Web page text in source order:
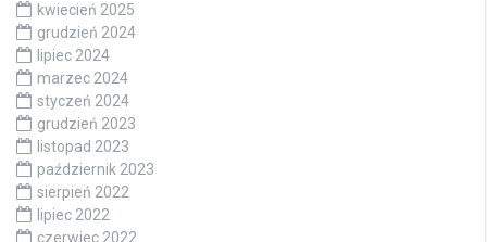
kwiecień 2025
grudzień 2024
lipiec 2024
marzec 2024
styczeń 2024
grudzień 2023
listopad 2023
październik 2023
sierpień 2022
lipiec 2022
czerwiec 2022